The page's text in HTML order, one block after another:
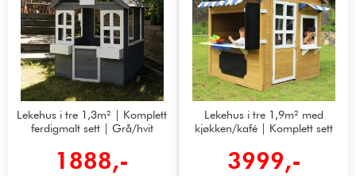
Lekehus i tre 1,3m² | Komplett
ferdigmalt sett | Grå/hvit
1888,-
Lekehus i tre 1,9m² med
kjøkken/kafé | Komplett sett
3999,-